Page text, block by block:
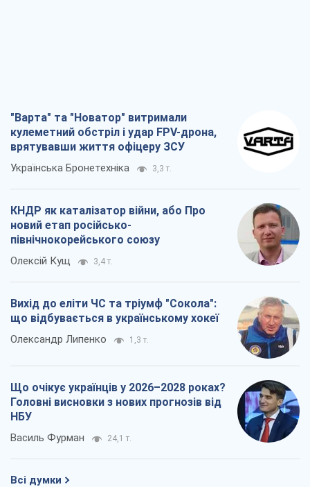
"Варта" та "Новатор" витримали
кулеметний обстріл і удар FPV-дрона,
врятувавши життя офіцеру ЗСУ
Українська Бронетехніка 3,3 т.
КНДР як каталізатор війни, або Про
новий етап російсько-
північнокорейського союзу
Олексій Кущ 3,4 т.
Вихід до еліти ЧС та тріумф "Сокола":
що відбувається в українському хокеї
Олександр Липенко 1,3 т.
Що очікує українців у 2026–2028 роках?
Головні висновки з нових прогнозів від
НБУ
Василь Фурман 24,1 т.
Всі думки